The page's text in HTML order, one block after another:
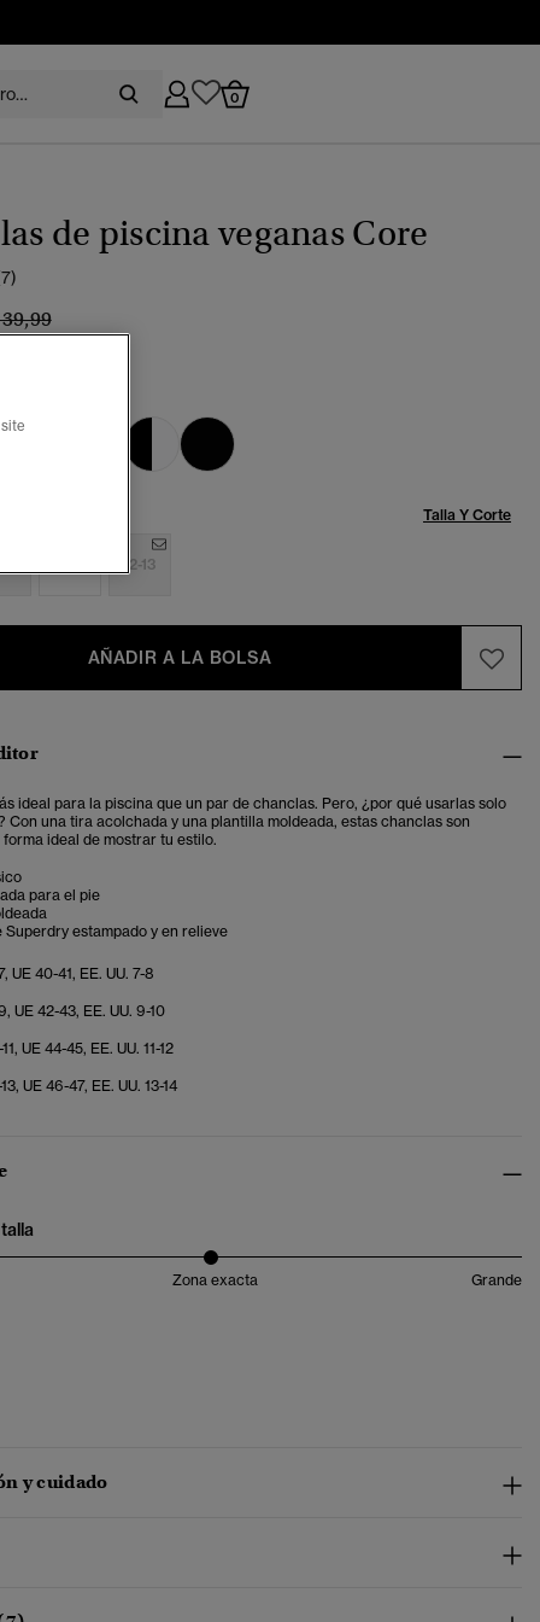
0
de piscina veganas Core
rebajado de
a
Talla Y Corte
12-13
AÑADIR A LA BOLSA
ideal para la piscina que un par de chanclas. Pero, ¿por qué usarlas solo
Con una tira acolchada y una plantilla moldeada, estas chanclas son
ideal de mostrar tu estilo.
para el pie
Superdry estampado y en relieve
UE 40-41, EE. UU. 7-8
UE 42-43, EE. UU. 9-10
UE 44-45, EE. UU. 11-12
UE 46-47, EE. UU. 13-14
Zona exacta Grande
y cuidado